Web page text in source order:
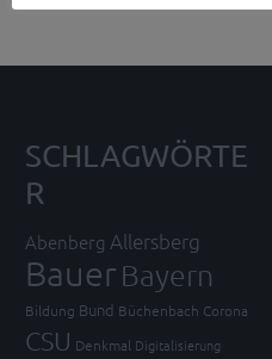
SCHLAGWÖRTE
R
Abenberg Allersberg
Bauer Bayern
Bildung Bund Büchenbach Corona
CSU Denkmal Digitalisierung